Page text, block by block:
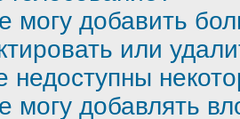
могу добавить
или
недоступны
могу добавлять